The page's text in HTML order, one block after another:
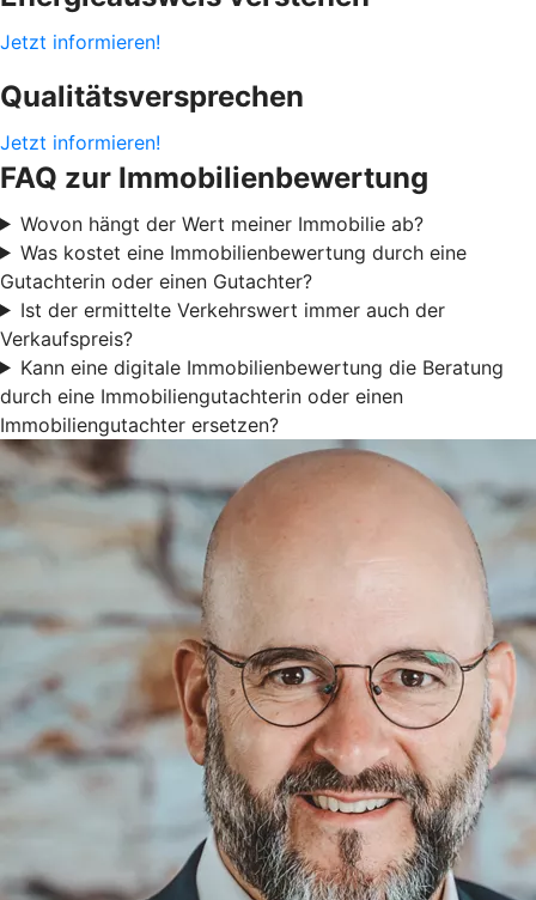
Jetzt informieren!
Qualitätsversprechen
Jetzt informieren!
FAQ zur Immobilienbewertung
Wovon hängt der Wert meiner Immobilie ab?
Was kostet eine Immobilienbewertung durch eine
Gutachterin oder einen Gutachter?
Ist der ermittelte Verkehrswert immer auch der
Verkaufspreis?
Kann eine digitale Immobilienbewertung die Beratung
durch eine Immobiliengutachterin oder einen
Immobiliengutachter ersetzen?